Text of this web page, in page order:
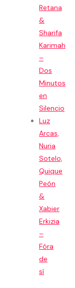
Retana
&
Sharifa
Karimah
–
Dos
Minutos
en
Silencio
Luz
Arcas,
Nuria
Sotelo,
Quique
Peón
&
Xabier
Erkizia
–
Fóra
de
sí